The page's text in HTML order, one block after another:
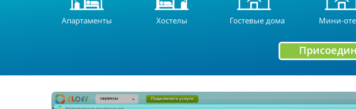
Апартаменты Хостелы Гостевые дома Мини-